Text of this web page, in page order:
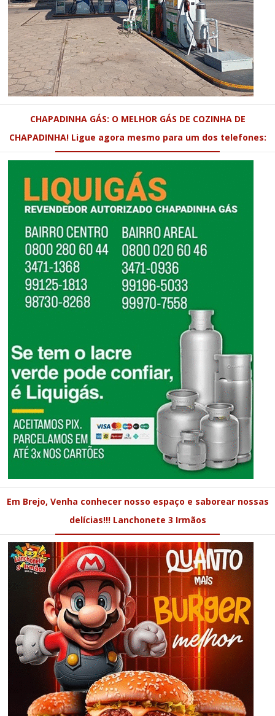
CHAPADINHA GÁS: O MELHOR GÁS DE COZINHA DE
CHAPADINHA! Ligue agora mesmo para um dos telefones:
Em Brejo, Venha conhecer nosso espaço e saborear nossas
delícias!!! Lanchonete 3 Irmãos